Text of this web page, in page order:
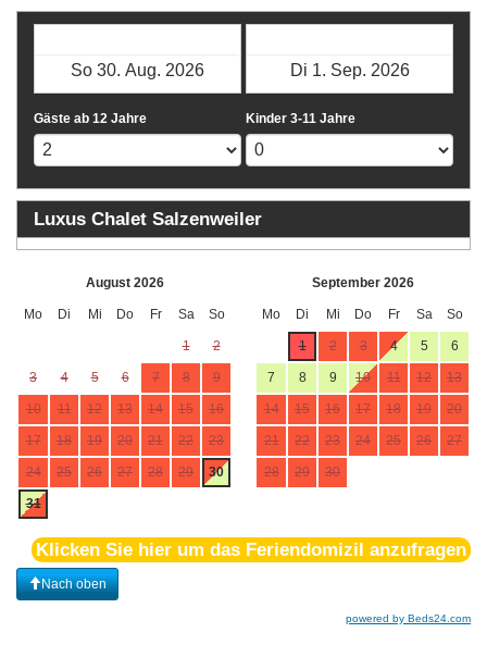
Gäste ab 12 Jahre Kinder 3-11 Jahre
Luxus Chalet Salzenweiler
August 2026
Mo Di Mi Do Fr Sa So
1 2
3 4 5 6 7 8 9
10 11 12 13 14 15 16
17 18 19 20 21 22 23
24 25 26 27 28 29 30
31
September 2026
Mo Di Mi Do Fr Sa So
1 2 3 4 5 6
7 8 9 10 11 12 13
14 15 16 17 18 19 20
21 22 23 24 25 26 27
28 29 30
Klicken Sie hier um das Feriendomizil anzufragen
Nach oben
powered by Beds24.com